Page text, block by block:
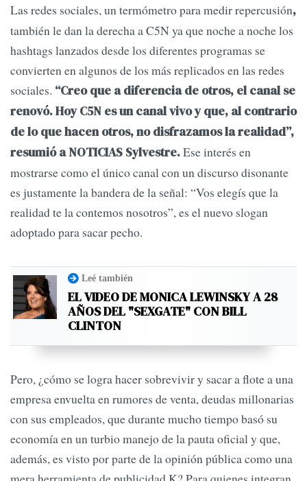
Las redes sociales, un termómetro para medir repercusión,
también le dan la derecha a C5N ya que noche a noche los
hashtags lanzados desde los diferentes programas se
convierten en algunos de los más replicados en las redes
sociales. “Creo que a diferencia de otros, el canal se
renovó. Hoy C5N es un canal vivo y que, al contrario
de lo que hacen otros, no disfrazamos la realidad”,
resumió a NOTICIAS Sylvestre.Ese interés en
mostrarse como el único canal con un discurso disonante
es justamente la bandera de la señal: “Vos elegís que la
realidad te la contemos nosotros”, es el nuevo slogan
adoptado para sacar pecho.
Leé también
EL VIDEO DE MONICA LEWINSKY A 28
AÑOS DEL "SEXGATE" CON BILL
CLINTON
Pero, ¿cómo se logra hacer sobrevivir y sacar a flote a una
empresa envuelta en rumores de venta, deudas millonarias
con sus empleados, que durante mucho tiempo basó su
economía en un turbio manejo de la pauta oficial y que,
además, es visto por parte de la opinión pública como una